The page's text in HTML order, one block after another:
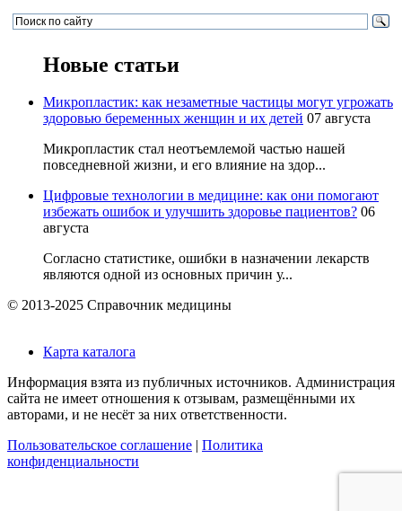
Новые статьи
Микропластик: как незаметные частицы могут угрожать
здоровью беременных женщин и их детей 07 августа
Микропластик стал неотъемлемой частью нашей
повседневной жизни, и его влияние на здор...
Цифровые технологии в медицине: как они помогают
избежать ошибок и улучшить здоровье пациентов? 06
августа
Согласно статистике, ошибки в назначении лекарств
являются одной из основных причин у...
© 2013-2025 Справочник медицины
Карта каталога
Информация взята из публичных источников. Администрация
сайта не имеет отношения к отзывам, размещёнными их
авторами, и не несёт за них ответственности.
Пользовательское соглашение
Политика
конфиденциальности